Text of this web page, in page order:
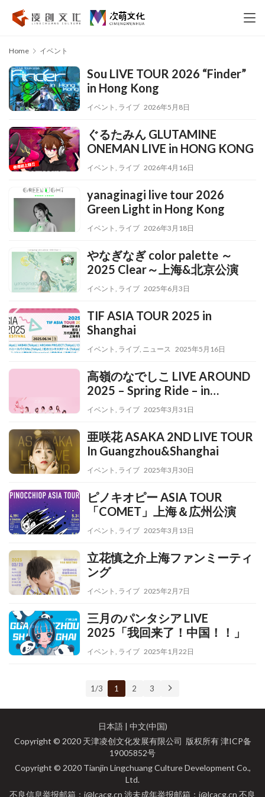
Home イベント
Sou LIVE TOUR 2026 “Finder”
in Hong Kong
イベント , ライブ 2026年5月8日
ぐるたみん GLUTAMINE
ONEMAN LIVE in HONG KONG
イベント , ライブ 2026年4月16日
yanaginagi live tour 2026
Green Light in Hong Kong
イベント , ライブ 2026年3月18日
やなぎなぎ color palette ～
2025 Clear～上海&北京公演
イベント , ライブ 2025年6月3日
TIF ASIA TOUR 2025 in
Shanghai
イベント , ライブ, ニュース 2025年5月16日
高嶺のなでしこ LIVE AROUND
2025 – Spring Ride – in
Guangzhou&Shanghai
イベント , ライブ 2025年3月31日
亜咲花 ASAKA 2ND LIVE TOUR
In Guangzhou&Shanghai
イベント , ライブ 2025年3月30日
ピノキオピー ASIA TOUR
「COMET」上海＆広州公演
イベント , ライブ 2025年3月13日
立花慎之介上海ファンミーティ
ング
イベント , ライブ 2025年2月7日
三月のパンタシア LIVE
2025「我回来了！中国！！」
イベント , ライブ 2025年1月22日
1 / 3 1 2 3
日本語| 中文(中国)
Copyright © 2020 天津凌创文化发展有限公司 版权所有津ICP备
19005852号
Copyright © 2020 Tianjin Lingchuang Culture Development Co.,
Ltd.
不良信息举报邮箱：i@lcacg.cn 涉未成年举报邮箱：i@lcacg.cn 不良